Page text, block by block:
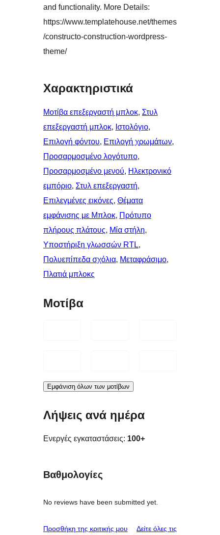
and functionality. More Details:
https://www.templatehouse.net/themes
/constructo-construction-wordpress-
theme/
Χαρακτηριστικά
Μοτίβα επεξεργαστή μπλοκ, Στυλ
επεξεργαστή μπλοκ, Ιστολόγιο
Επιλογή φόντου, Επιλογή χρωμάτων
Προσαρμοσμένο λογότυπο
Προσαρμοσμένο μενού, Ηλεκτρονικό
εμπόριο, Στυλ επεξεργαστή
Επιλεγμένες εικόνες, Θέματα
εμφάνισης με Μπλοκ, Πρότυπο
πλήρους πλάτους, Μία στήλη
Υποστήριξη γλωσσών RTL
Πολυεπίπεδα σχόλια, Μεταφράσιμο
Πλατιά μπλοκς
Μοτίβα
Εμφάνιση όλων των μοτίβων
Λήψεις ανά ημέρα
Ενεργές εγκαταστάσεις: 100+
Βαθμολογίες
No reviews have been submitted yet.
Προσθήκη της κριτικής μου Δείτε όλες τις